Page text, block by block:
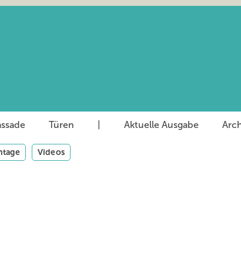
Türen Aktuelle Ausgabe
Videos